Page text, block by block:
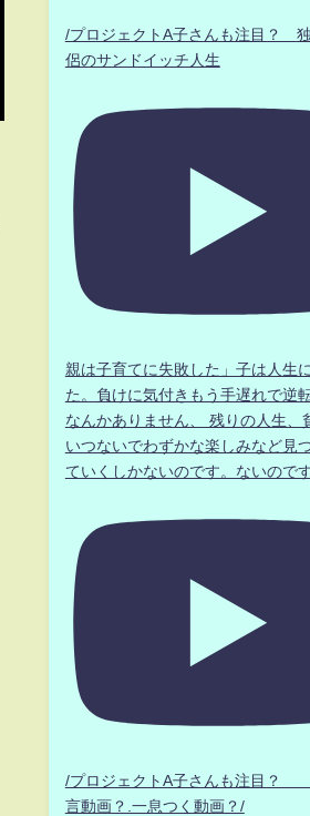
/プロジェクトA子さんも注目？
侶のサンドイッチ人生
親は子育てに失敗した」子は人生
た。負けに気付きもう手遅れで逆
なんかありません、 残りの人生、
いつないでわずかな楽しみなど見
ていくしかないのです。ないのです
/プロジェクトA子さんも注目？
言動画？.一息つく動画？/